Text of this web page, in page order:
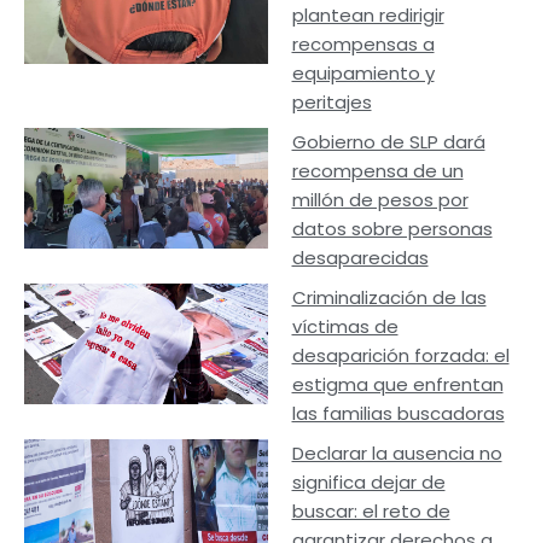
plantean redirigir
recompensas a
equipamiento y
peritajes
Gobierno de SLP dará
recompensa de un
millón de pesos por
datos sobre personas
desaparecidas
Criminalización de las
víctimas de
desaparición forzada: el
estigma que enfrentan
las familias buscadoras
Declarar la ausencia no
significa dejar de
buscar: el reto de